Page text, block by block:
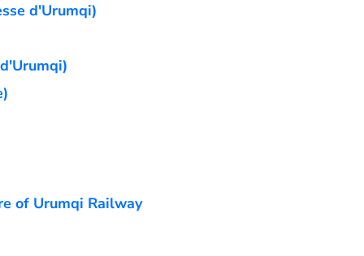
d'Urumqi)
of Urumqi Railway